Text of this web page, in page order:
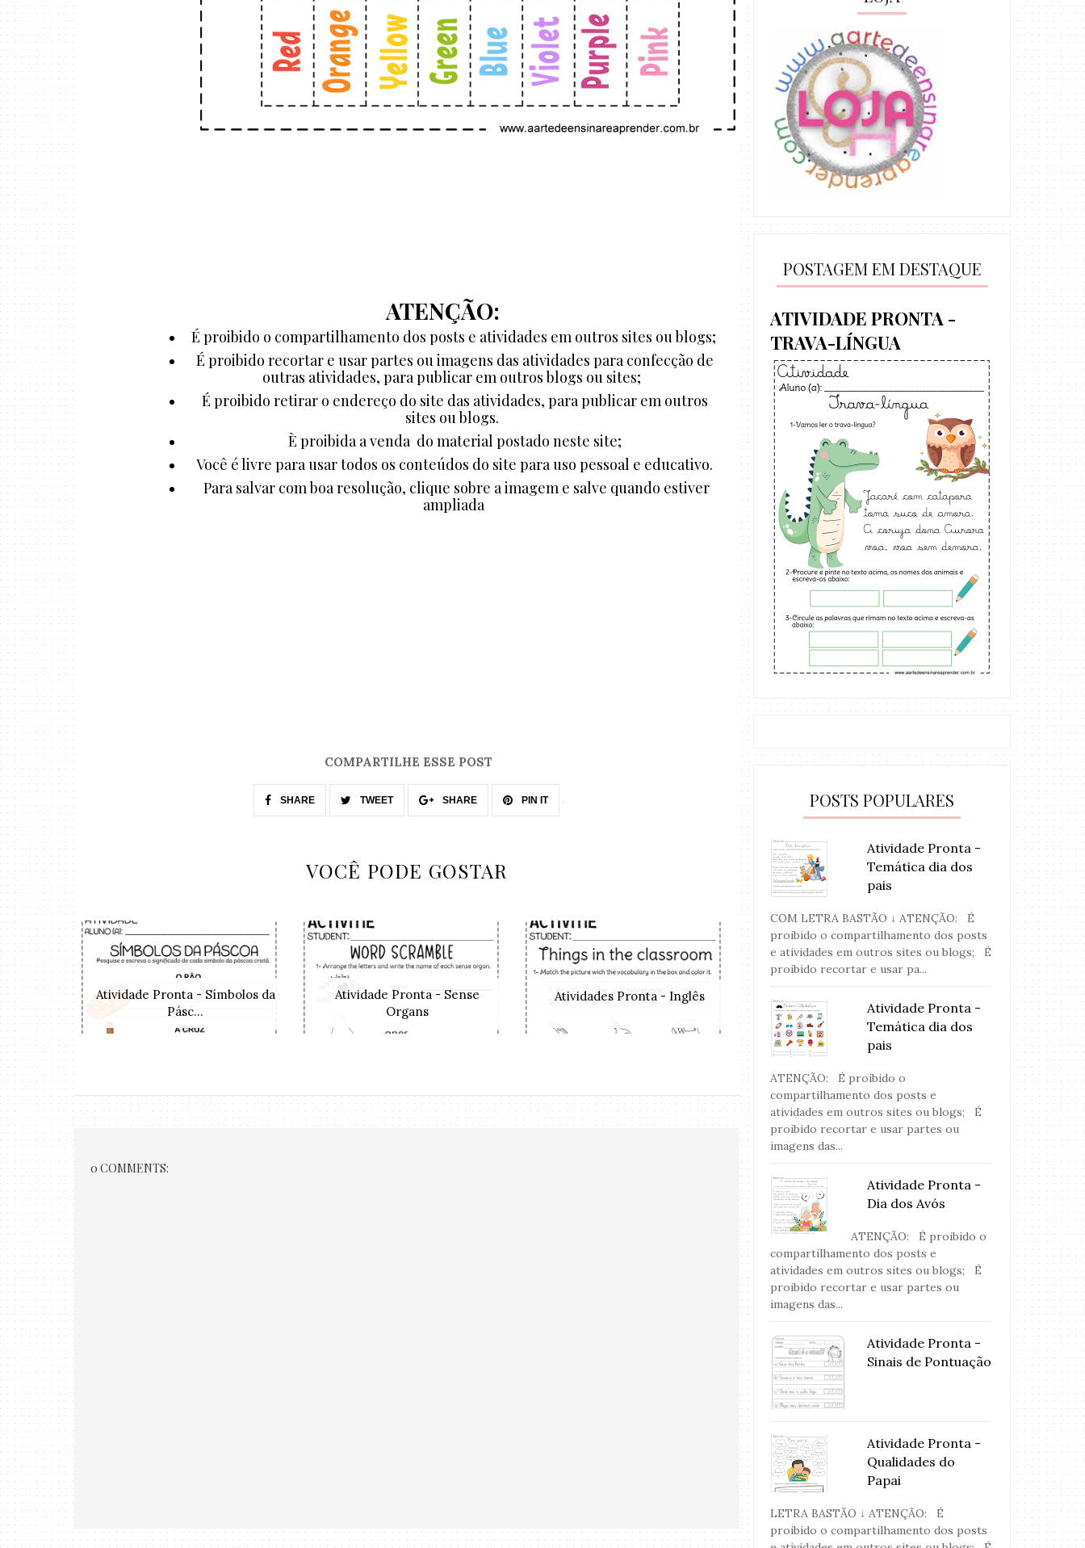
ATENÇÃO:
É proibido o compartilhamento dos posts e atividades em outros sites ou blogs;
É proibido recortar e usar partes ou imagens das atividades para confecção de
outras atividades, para publicar em outros blogs ou sites;
É proibido retirar o endereço do site das atividades, para publicar em outros
sites ou blogs.
È proibida a venda do material postado neste site;
Você é livre para usar todos os conteúdos do site para uso pessoal e educativo.
Para salvar com boa resolução, clique sobre a imagem e salve quando estiver
ampliada
COMPARTILHE ESSE POST
SHARE TWEET SHARE PIN IT
VOCÊ PODE GOSTAR
Atividade Pronta - Símbolos da
Pásc...
Atividade Pronta - Sense
Organs
Atividades Pronta - Inglês Activitie - Crossword Numbers Atividade
0 COMMENTS:
POSTAGEM EM DESTAQUE
ATIVIDADE PRONTA -
TRAVA-LÍNGUA
POSTS POPULARES
Atividade Pronta -
Temática dia dos
pais
COM LETRA BASTÃO ↓ ATENÇÃO: É
proibido o compartilhamento dos posts
e atividades em outros sites ou blogs; É
proibido recortar e usar pa...
Atividade Pronta -
Temática dia dos
pais
ATENÇÃO: É proibido o
compartilhamento dos posts e
atividades em outros sites ou blogs; É
proibido recortar e usar partes ou
imagens das...
Atividade Pronta -
Dia dos Avós
ATENÇÃO: É proibido o
compartilhamento dos posts e
atividades em outros sites ou blogs; É
proibido recortar e usar partes ou
imagens das...
Atividade Pronta -
Sinais de Pontuação
Atividade Pronta -
Qualidades do
Papai
LETRA BASTÃO ↓ ATENÇÃO: É
proibido o compartilhamento dos posts